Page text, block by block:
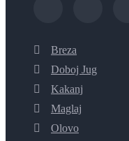
Breza
Doboj Jug
Kakanj
Maglaj
Olovo